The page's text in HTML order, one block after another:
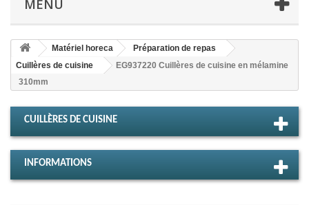
MENU
Matériel horeca
Préparation de repas
Cuillères de cuisine
EG937220 Cuillères de cuisine en mélamine
310mm
CUILLÈRES DE CUISINE
INFORMATIONS